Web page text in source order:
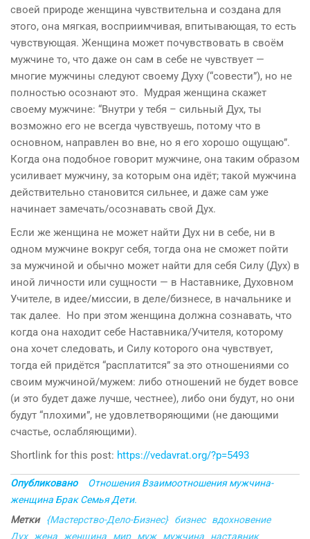
своей природе женщина чувствительна и создана для
этого, она мягкая, восприимчивая, впитывающая, то есть
чувствующая. Женщина может почувствовать в своём
мужчине то, что даже он сам в себе не чувствует —
многие мужчины следуют своему Духу (“совести”), но не
полностью осознают это. Мудрая женщина скажет
своему мужчине: “Внутри у тебя – сильный Дух, ты
возможно его не всегда чувствуешь, потому что в
основном, направлен во вне, но я его хорошо ощущаю”.
Когда она подобное говорит мужчине, она таким образом
усиливает мужчину, за которым она идёт; такой мужчина
действительно становится сильнее, и даже сам уже
начинает замечать/осознавать свой Дух.
Если же женщина не может найти Дух ни в себе, ни в
одном мужчине вокруг себя, тогда она не сможет пойти
за мужчиной и обычно может найти для себя Силу (Дух) в
иной личности или сущности — в Наставнике, Духовном
Учителе, в идее/миссии, в деле/бизнесе, в начальнике и
так далее. Но при этом женщина должна сознавать, что
когда она находит себе Наставника/Учителя, которому
она хочет следовать, и Силу которого она чувствует,
тогда ей придётся “расплатится” за это отношениями со
своим мужчиной/мужем: либо отношений не будет вовсе
(и это будет даже лучше, честнее), либо они будут, но они
будут “плохими”, не удовлетворяющими (не дающими
счастье, ослабляющими).
Shortlink for this post: https://vedavrat.org/?p=5493
Опубликовано
Отношения Взаимоотношения мужчина-
женщина Брак Семья Дети.
Метки
{Мастерство-Дело-Бизнес} бизнес
вдохновение
Дух
жена женщина мир муж мужчина наставник